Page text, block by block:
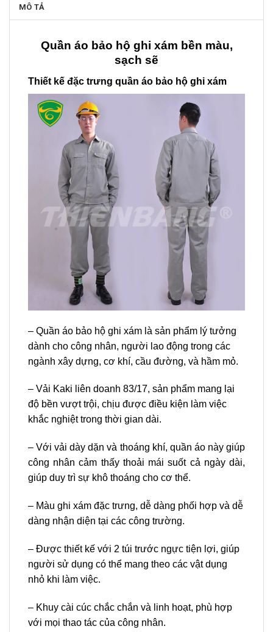
MÔ TẢ
Quần áo bảo hộ ghi xám bền màu,
sạch sẽ
Thiết kế đặc trưng quần áo bảo hộ ghi xám
– Quần áo bảo hộ ghi xám là sản phẩm lý tưởng
dành cho công nhân, người lao động trong các
ngành xây dựng, cơ khí, cầu đường, và hầm mỏ.
– Vải Kaki liên doanh 83/17, sản phẩm mang lại
độ bền vượt trội, chịu được điều kiện làm việc
khắc nghiệt trong thời gian dài.
– Với vải dày dặn và thoáng khí, quần áo này giúp
công nhân cảm thấy thoải mái suốt cả ngày dài,
giúp duy trì sự khô thoáng cho cơ thể.
– Màu ghi xám đặc trưng, dễ dàng phối hợp và dễ
dàng nhận diện tại các công trường.
– Được thiết kế với 2 túi trước ngực tiện lợi, giúp
người sử dụng có thể mang theo các vật dụng
nhỏ khi làm việc.
– Khuy cài cúc chắc chắn và linh hoạt, phù hợp
với mọi thao tác của công nhân.